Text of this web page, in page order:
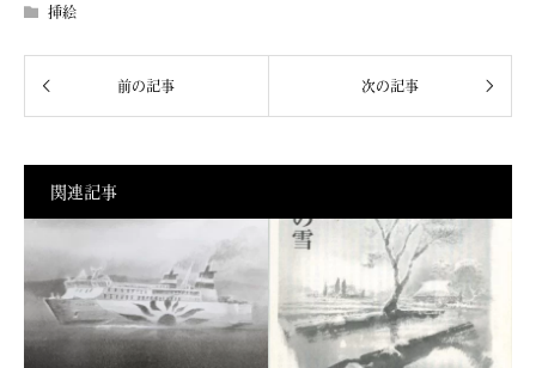
挿絵
関連記事